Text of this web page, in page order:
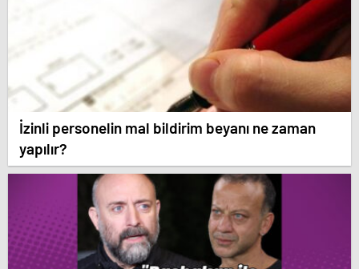
İzinli personelin mal bildirim beyanı ne zaman
yapılır?